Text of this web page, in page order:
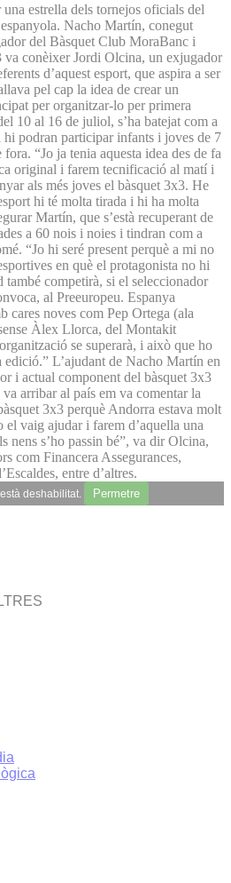
una estrella dels tornejos oficials del
Nacho Martín, conegut
del Bàsquet Club MoraBanc i
va conèixer Jordi Olcina, un exjugador
d’aquest esport, que aspira a ser
pel cap la idea de crear un
per organitzar-lo per primera
10 al 16 de juliol, s’ha batejat com a
podran participar infants i joves de 7
“Jo ja tenia aquesta idea des de fa
original i farem tecnificació al matí i
als més joves el bàsquet 3x3. He
hi té molta tirada i hi ha molta
Martín, que s’està recuperant de
a 60 nois i noies i tindran com a
“Jo hi seré present perquè a mi no
en què el protagonista no hi
també competirà, si el seleccionador
al Preeuropeu. Espanya
cares noves com Pep Ortega (ala
Àlex Llorca, del Montakit
se superarà, i això que ho
L’ajudant de Nacho Martín en
i actual component del bàsquet 3x3
arribar al país em va comentar la
3x3 perquè Andorra estava molt
el vaig ajudar i farem d’aquella una
nens s’ho passin bé”, va dir Olcina,
com Financera Assegurances,
entre d’altres.
deshabilitat. Permetre